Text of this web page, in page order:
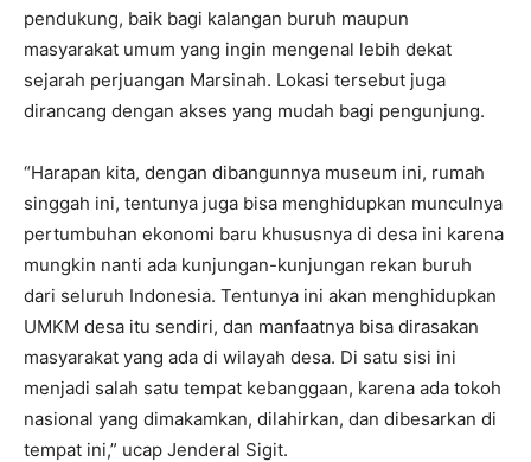
pendukung, baik bagi kalangan buruh maupun
masyarakat umum yang ingin mengenal lebih dekat
sejarah perjuangan Marsinah. Lokasi tersebut juga
dirancang dengan akses yang mudah bagi pengunjung.
“Harapan kita, dengan dibangunnya museum ini, rumah
singgah ini, tentunya juga bisa menghidupkan munculnya
pertumbuhan ekonomi baru khususnya di desa ini karena
mungkin nanti ada kunjungan-kunjungan rekan buruh
dari seluruh Indonesia. Tentunya ini akan menghidupkan
UMKM desa itu sendiri, dan manfaatnya bisa dirasakan
masyarakat yang ada di wilayah desa. Di satu sisi ini
menjadi salah satu tempat kebanggaan, karena ada tokoh
nasional yang dimakamkan, dilahirkan, dan dibesarkan di
tempat ini,” ucap Jenderal Sigit.